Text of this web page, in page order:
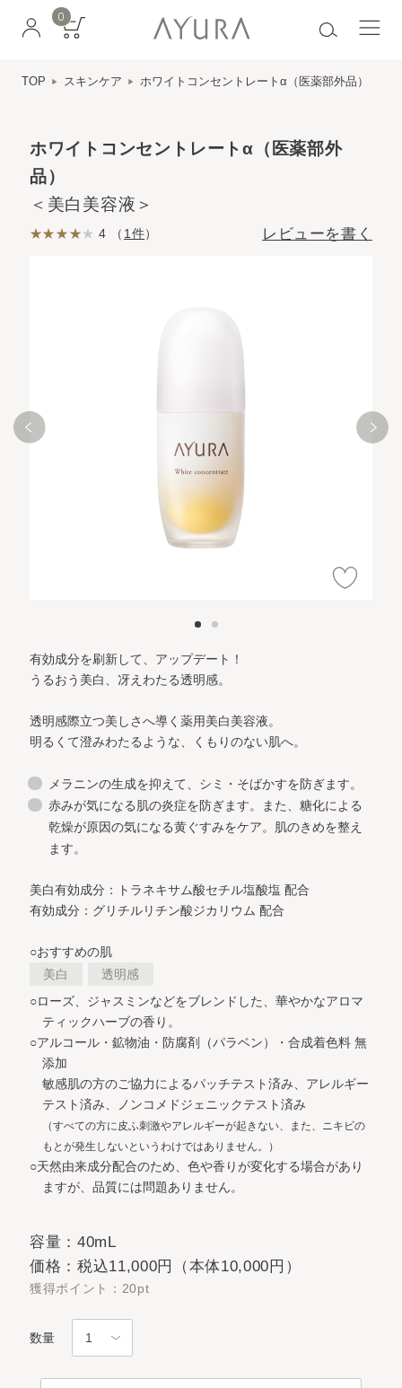
0
TOP スキンケア ホワイトコンセントレートα（医薬部外品）
ホワイトコンセントレートα（医薬部外
品）
＜美白美容液＞
4 （ 1件） レビューを書く
有効成分を刷新して、アップデート！
うるおう美白、冴えわたる透明感。
透明感際立つ美しさへ導く薬用美白美容液。
明るくて澄みわたるような、くもりのない肌へ。
メラニンの生成を抑えて、シミ・そばかすを防ぎます。
赤みが気になる肌の炎症を防ぎます。また、糖化による
乾燥が原因の気になる黄ぐすみをケア。肌のきめを整え
ます。
美白有効成分：トラネキサム酸セチル塩酸塩 配合
有効成分：グリチルリチン酸ジカリウム 配合
○おすすめの肌
美白
透明感
○ローズ、ジャスミンなどをブレンドした、華やかなアロマ
ティックハーブの香り。
○アルコール・鉱物油・防腐剤（パラベン）・合成着色料 無
添加
敏感肌の方のご協力によるパッチテスト済み、アレルギー
テスト済み、ノンコメドジェニックテスト済み
（すべての方に皮ふ刺激やアレルギーが起きない、また、ニキビの
もとが発生しないというわけではありません。）
○天然由来成分配合のため、色や香りが変化する場合があり
ますが、品質には問題ありません。
容量：40mL
価格：税込11,000円（本体10,000円）
獲得ポイント：20pt
数量